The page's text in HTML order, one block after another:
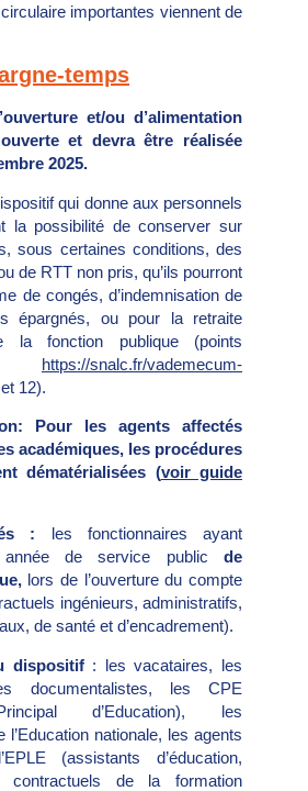
importantes viennent de
temps
et/ou d’alimentation
et devra être réalisée
2025.
qui donne aux personnels
la possibilité de conserver sur
sous certaines conditions, des
de RTT non pris, qu’ils pourront
de congés, d’indemnisation de
épargnés, ou pour la retraite
la fonction publique (points
: https://snalc.fr/vademecum-
12).
Pour les agents affectés
académiques, les procédures
dématérialisées (voir guide
: les fonctionnaires ayant
de service public de
lors de l’ouverture du compte
ingénieurs, administratifs,
de santé et d’encadrement).
dispositif: les vacataires, les
documentalistes, les CPE
d’Education), les
l’Education nationale, les agents
(assistants d’éducation,
contractuels de la formation